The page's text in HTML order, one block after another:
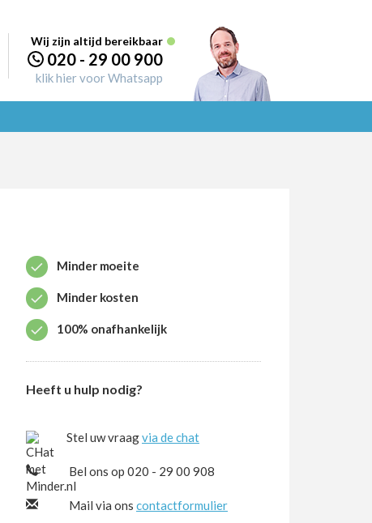
Wij zijn altijd bereikbaar
020 - 29 00 900
klik hier voor Whatsapp
Minder moeite
Minder kosten
100% onafhankelijk
Heeft u hulp nodig?
Stel uw vraagvia de chat
Bel ons op 020 - 29 00 908
Mail via ons contactformulier